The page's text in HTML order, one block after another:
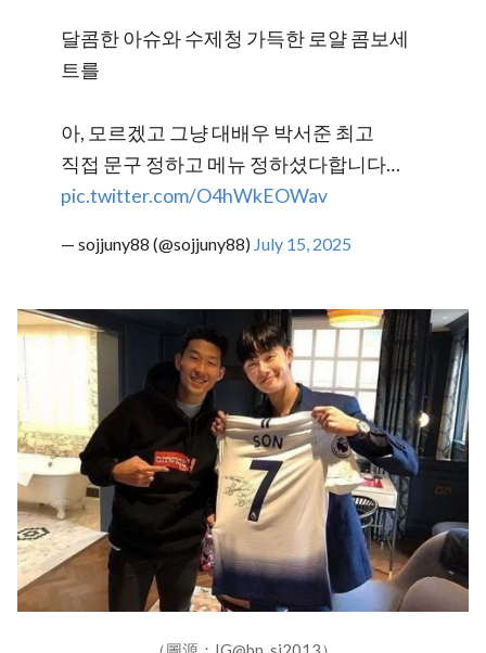
달콤한 아슈와 수제청 가득한 로얄 콤보세
트를
아, 모르겠고 그냥 대배우 박서준 최고
직접 문구 정하고 메뉴 정하셨다합니다…
pic.twitter.com/O4hWkEOWav
— sojjuny88 (@sojjuny88) July 15, 2025